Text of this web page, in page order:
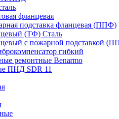
фланцевая
подставка фланцевая (ППФ)
(ТФ) Сталь
с пожарной подставкой
гибкий
ремонтные Benarmo
ПНД SDR 11